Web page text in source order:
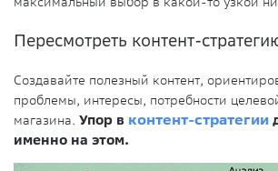
Пересмотреть контент-
Создавайте полезный контент,
проблемы, интересы, потребности
магазина. Упор в контент-стратегии
именно на этом.